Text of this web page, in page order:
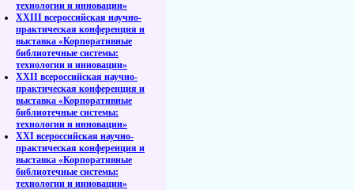
технологии и инновации»
XXIII всероссийская научно-
практическая конференция и
выставка «Корпоративные
библиотечные системы:
технологии и инновации»
XXII всероссийская научно-
практическая конференция и
выставка «Корпоративные
библиотечные системы:
технологии и инновации»
XXI всероссийская научно-
практическая конференция и
выставка «Корпоративные
библиотечные системы:
технологии и инновации»